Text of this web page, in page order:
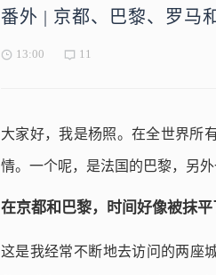
番外 | 京都、巴黎、罗马
13:00 11
大家好，我是杨照。在全世界所
情。一个呢，是法国的巴黎，另外
在京都和巴黎，时间好像被抹平
这是我经常不断地去访问的两座